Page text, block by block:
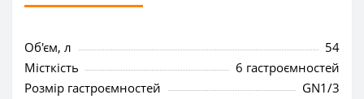
Об'єм, л
54
Місткість
6 гастроємностей
Розмір гастроємностей
GN1/3